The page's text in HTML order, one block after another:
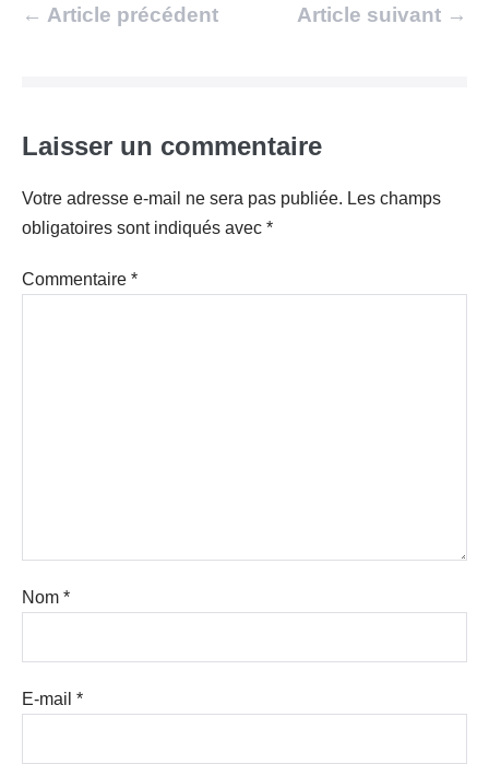
Navigation
← Article précédent Article suivant →
Laisser un commentaire
Votre adresse e-mail ne sera pas publiée. Les champs
obligatoires sont indiqués avec *
Commentaire *
Nom *
E-mail *